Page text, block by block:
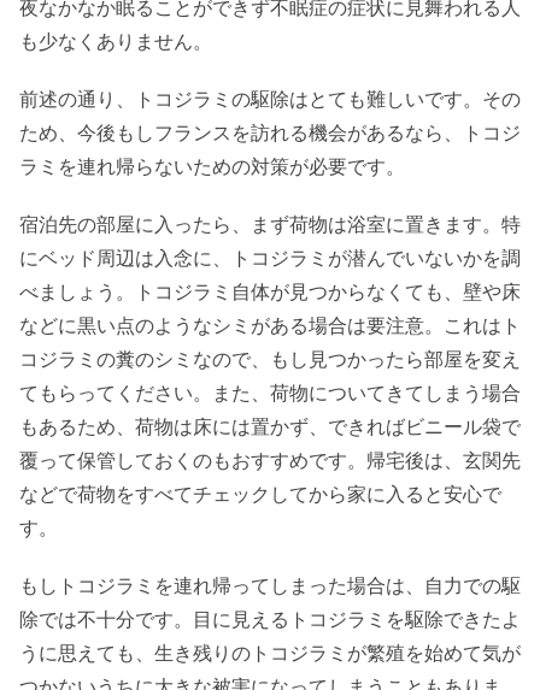
夜なかなか眠ることができず不眠症の症状に見舞われる人
も少なくありません。
前述の通り、トコジラミの駆除はとても難しいです。その
ため、今後もしフランスを訪れる機会があるなら、トコジ
ラミを連れ帰らないための対策が必要です。
宿泊先の部屋に入ったら、まず荷物は浴室に置きます。特
にベッド周辺は入念に、トコジラミが潜んでいないかを調
べましょう。トコジラミ自体が見つからなくても、壁や床
などに黒い点のようなシミがある場合は要注意。これはト
コジラミの糞のシミなので、もし見つかったら部屋を変え
てもらってください。また、荷物についてきてしまう場合
もあるため、荷物は床には置かず、できればビニール袋で
覆って保管しておくのもおすすめです。帰宅後は、玄関先
などで荷物をすべてチェックしてから家に入ると安心で
す。
もしトコジラミを連れ帰ってしまった場合は、自力での駆
除では不十分です。目に見えるトコジラミを駆除できたよ
うに思えても、生き残りのトコジラミが繁殖を始めて気が